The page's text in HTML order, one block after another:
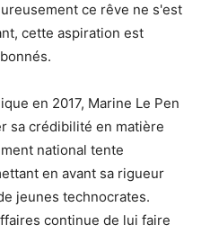
ce rêve ne s'est
cette aspiration est
en 2017, Marine Le Pen
sa crédibilité en matière
national tente
en avant sa rigueur
jeunes technocrates.
continue de lui faire